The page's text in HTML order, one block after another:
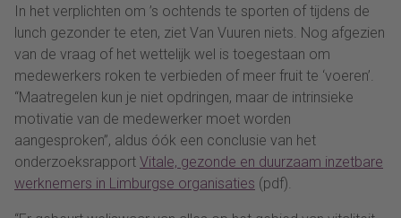
In het verplichten om ’s ochtends te sporten of tijdens de
lunch gezonder te eten, ziet Van Vuuren niets. Nog afgezien
van de vraag of het wettelijk wel is toegestaan om
medewerkers roken te verbieden of meer fruit te ‘voeren’.
“Maatregelen kun je niet opdringen, maar de intrinsieke
motivatie van de medewerker moet worden
aangesproken”, aldus óók een conclusie van het
onderzoeksrapport Vitale, gezonde en duurzaam inzetbare
werknemers in Limburgse organisaties (pdf).